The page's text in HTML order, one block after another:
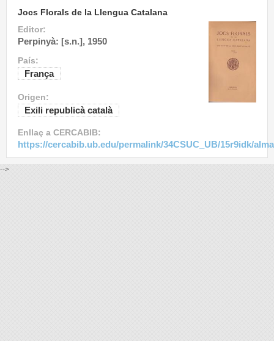
Jocs Florals de la Llengua Catalana
Editor:
Perpinyà: [s.n.], 1950
País:
França
Origen:
Exili republicà català
Enllaç a CERCABIB:
https://cercabib.ub.edu/permalink/34CSUC_UB/15r9idk/
-->